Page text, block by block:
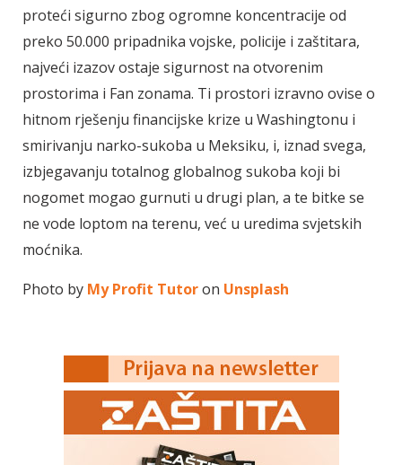
proteći sigurno zbog ogromne koncentracije od
preko 50.000 pripadnika vojske, policije i zaštitara,
najveći izazov ostaje sigurnost na otvorenim
prostorima i Fan zonama. Ti prostori izravno ovise o
hitnom rješenju financijske krize u Washingtonu i
smirivanju narko-sukoba u Meksiku, i, iznad svega,
izbjegavanju totalnog globalnog sukoba koji bi
nogomet mogao gurnuti u drugi plan, a te bitke se
ne vode loptom na terenu, već u uredima svjetskih
moćnika.
Photo by My Profit Tutoron Unsplash